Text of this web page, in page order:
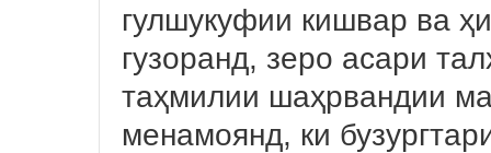
гулшукуфии кишвар ва
гузоранд, зеро асари
таҳмилии шаҳрвандии
менамоянд, ки